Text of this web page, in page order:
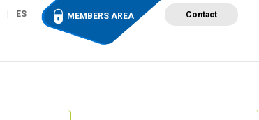
ES MEMBERS AREA Contact
Events Newsroom